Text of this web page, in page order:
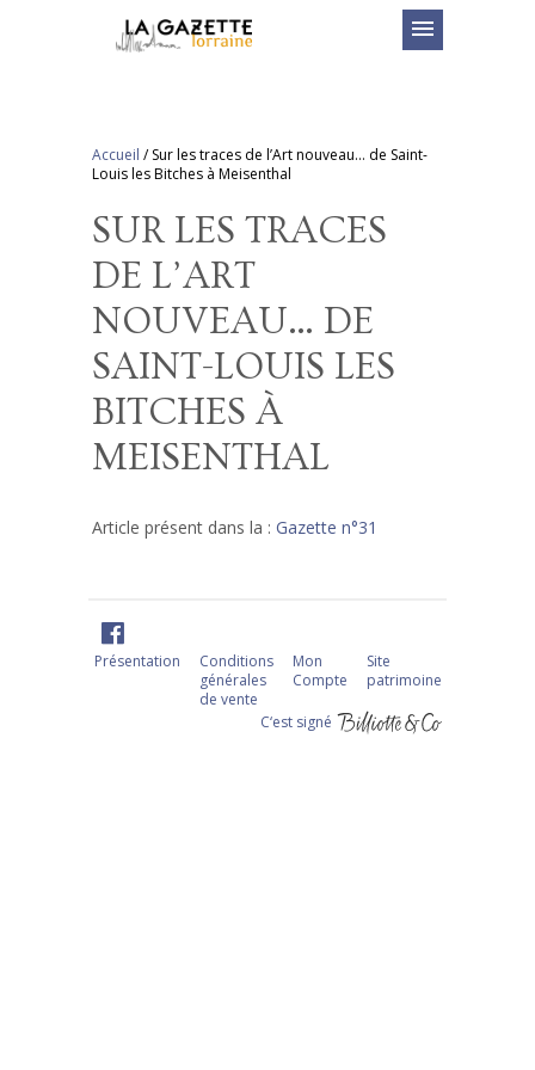
menu
Accueil /Sur les traces de l’Art nouveau… de Saint-
Louis les Bitches à Meisenthal
SUR LES TRACES
DE L’ART
NOUVEAU… DE
SAINT-LOUIS LES
BITCHES À
MEISENTHAL
Article présent dans la : Gazette n°31
Présentation
Conditions
générales
de vente
Mon
Compte
Site
patrimoine
C‘est signé